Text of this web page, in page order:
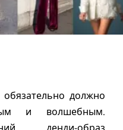
обязательно должно
и волшебным.
денди-образ